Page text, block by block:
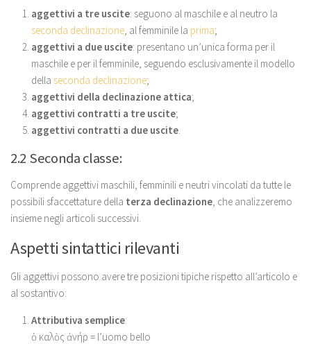
aggettivi a tre uscite: seguono al maschile e al neutro la
seconda declinazione , al femminile la prima;
aggettivi a due uscite: presentano un’unica forma per il
maschile e per il femminile, seguendo esclusivamente il modello
della seconda declinazione;
aggettivi della declinazione attica;
aggettivi contratti a tre uscite;
aggettivi contratti a due uscite
2.2 Seconda classe:
Comprende aggettivi maschili, femminili e neutri vincolati da tutte le
possibili sfaccettature della terza declinazione , che analizzeremo
insieme negli articoli successivi.
Aspetti sintattici rilevanti
Gli aggettivi possono avere tre posizioni tipiche rispetto all’articolo e
al sostantivo:
Attributiva semplice:
ὁ καλὸς ἀνήρ = l’uomo bello